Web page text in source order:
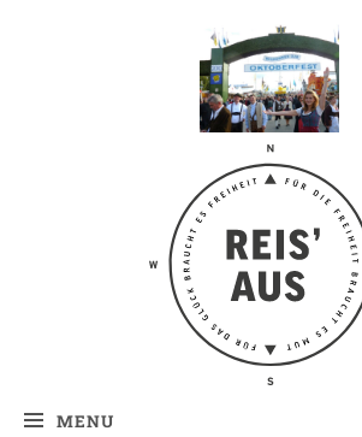
Reis' aus –
MENU